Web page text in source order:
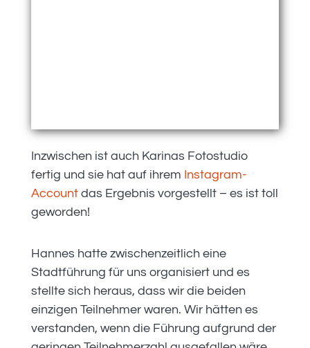
Inzwischen ist auch Karinas Fotostudio
fertig und sie hat auf ihrem Instagram-
Accountdas Ergebnis vorgestellt – es ist toll
geworden!
Hannes hatte zwischenzeitlich eine
Stadtführung für uns organisiert und es
stellte sich heraus, dass wir die beiden
einzigen Teilnehmer waren. Wir hätten es
verstanden, wenn die Führung aufgrund der